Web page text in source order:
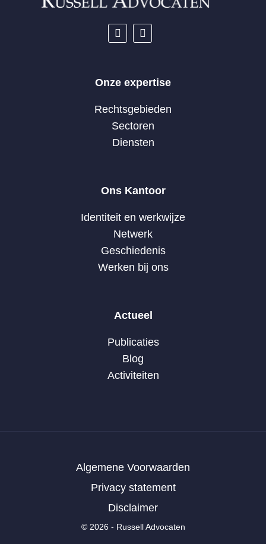
Onze expertise
Rechtsgebieden
Sectoren
Diensten
Ons Kantoor
Identiteit en werkwijze
Netwerk
Geschiedenis
Werken bij ons
Actueel
Publicaties
Blog
Activiteiten
Algemene Voorwaarden
Privacy statement
Disclaimer
© 2026 - Russell Advocaten